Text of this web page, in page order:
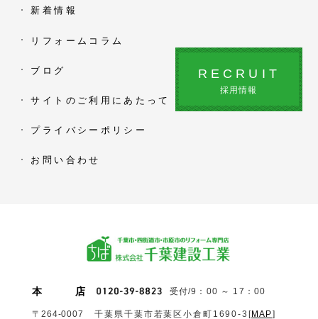
新着情報
リフォームコラム
ブログ
サイトのご利用にあたって
プライバシーポリシー
お問い合わせ
RECRUIT
採用情報
本 店 受付/9：00 ～ 17：00
〒264-0007 千葉県千葉市若葉区小倉町1690‐3 [MAP]